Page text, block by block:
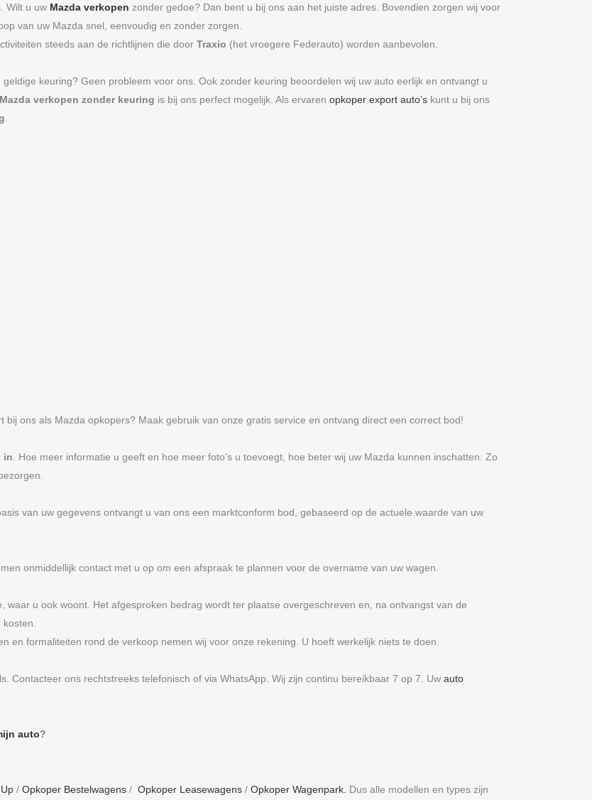
Wilt u uw Mazda verkopen zonder gedoe? Dan bent u bij ons aan het juiste adres. Bovendien zorgen wij voor
van uw Mazda snel, eenvoudig en zonder zorgen.
steeds aan de richtlijnen die door Traxio (het vroegere Federauto) worden aanbevolen.
keuring? Geen probleem voor ons. Ook zonder keuring beoordelen wij uw auto eerlijk en ontvangt u
Mazda verkopen zonder keuring is bij ons perfect mogelijk. Als ervaren opkoper export auto’s kunt u bij ons
ons als Mazda opkopers? Maak gebruik van onze gratis service en ontvang direct een correct bod!
in . Hoe meer informatie u geeft en hoe meer foto’s u toevoegt, hoe beter wij uw Mazda kunnen inschatten. Zo
van uw gegevens ontvangt u van ons een marktconform bod, gebaseerd op de actuele waarde van uw
onmiddellijk contact met u op om een afspraak te plannen voor de overname van uw wagen.
waar u ook woont. Het afgesproken bedrag wordt ter plaatse overgeschreven en, na ontvangst van de
formaliteiten rond de verkoop nemen wij voor onze rekening. U hoeft werkelijk niets te doen.
Contacteer ons rechtstreeks telefonisch of via WhatsApp. Wij zijn continu bereikbaar 7 op 7. Uw auto
auto?
/ Opkoper Bestelwagens / Opkoper Leasewagens / Opkoper Wagenpark. Dus alle modellen en types zijn